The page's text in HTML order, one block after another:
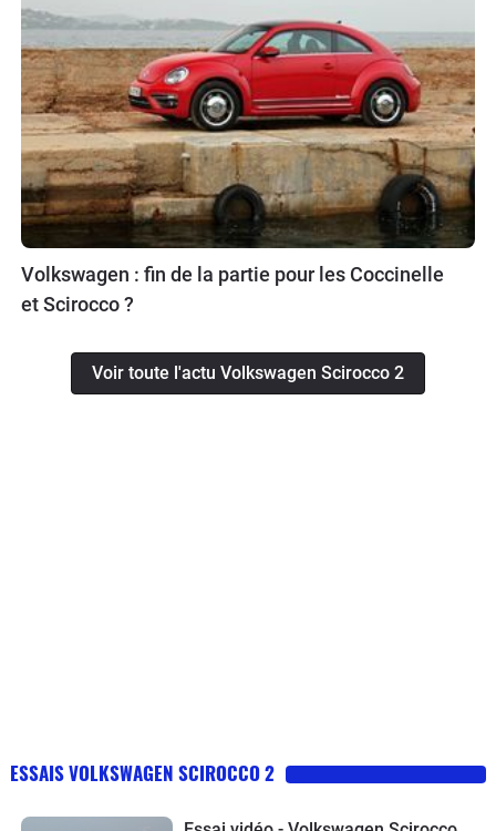
Volkswagen : fin de la partie pour les Coccinelle
et Scirocco ?
Voir toute l'actu Volkswagen Scirocco 2
ESSAIS VOLKSWAGEN SCIROCCO 2